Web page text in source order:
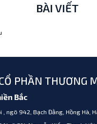
BÀI VIẾT
PHẦN THƯƠNG
Bắc
, ngõ 942, Bạch Đằng, Hồng Hà,